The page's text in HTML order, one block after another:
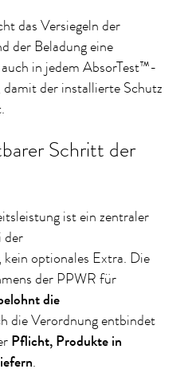
das Versiegeln der
der Beladung eine
in jedem AbsorTest™-
der installierte Schutz
Schritt der
ist ein zentraler
der
optionales Extra. Die
der PPWR für
die
die Verordnung entbindet
Pflicht, Produkte in
.